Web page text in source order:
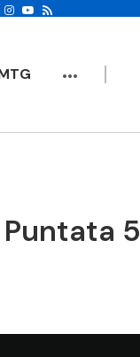
...
Puntata 5